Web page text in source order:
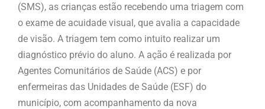
(SMS), as crianças estão recebendo uma triagem com
o exame de acuidade visual, que avalia a capacidade
de visão. A triagem tem como intuito realizar um
diagnóstico prévio do aluno. A ação é realizada por
Agentes Comunitários de Saúde (ACS) e por
enfermeiras das Unidades de Saúde (ESF) do
município, com acompanhamento da nova